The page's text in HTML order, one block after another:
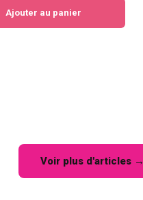
Ajouter au panier
Voir plus d'articles →